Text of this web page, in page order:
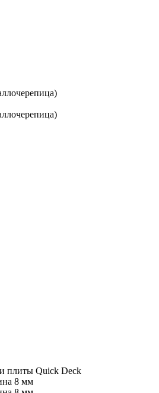
плиты Quick Deck
8 мм